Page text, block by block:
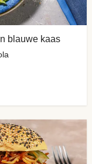
blauwe kaas